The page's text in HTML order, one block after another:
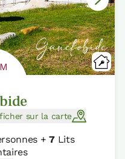
sur la carte
+7Lits